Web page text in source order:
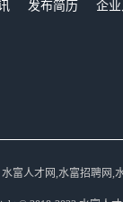
发布简历 企
水富人才网,水富招聘网,